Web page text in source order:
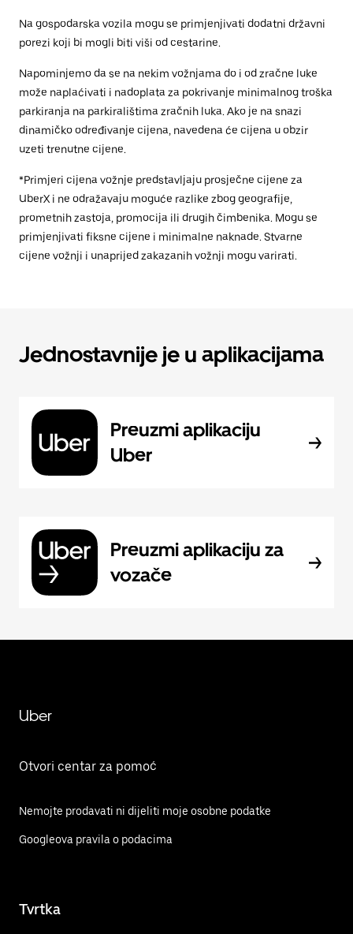
Na gospodarska vozila mogu se primjenjivati dodatni državni
porezi koji bi mogli biti viši od cestarine.
Napominjemo da se na nekim vožnjama do i od zračne luke
može naplaćivati i nadoplata za pokrivanje minimalnog troška
parkiranja na parkiralištima zračnih luka. Ako je na snazi
dinamičko određivanje cijena, navedena će cijena u obzir
uzeti trenutne cijene.
*Primjeri cijena vožnje predstavljaju prosječne cijene za
UberX i ne odražavaju moguće razlike zbog geografije,
prometnih zastoja, promocija ili drugih čimbenika. Mogu se
primjenjivati fiksne cijene i minimalne naknade. Stvarne
cijene vožnji i unaprijed zakazanih vožnji mogu varirati.
Jednostavnije je u aplikacijama
Preuzmi aplikaciju
Uber
Preuzmi aplikaciju za
vozače
Uber
Otvori centar za pomoć
Nemojte prodavati ni dijeliti moje osobne podatke
Googleova pravila o podacima
Tvrtka